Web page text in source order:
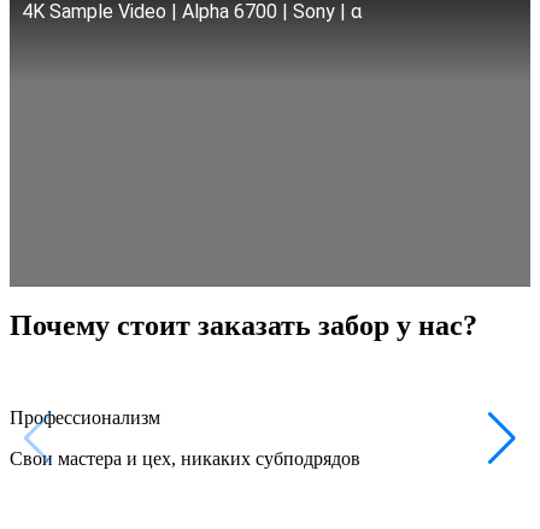
4K Sample Video | Alpha 6700 | Sony | α
Почему стоит заказать забор у нас?
Профессионализм
Свои мастера и цех, никаких субподрядов